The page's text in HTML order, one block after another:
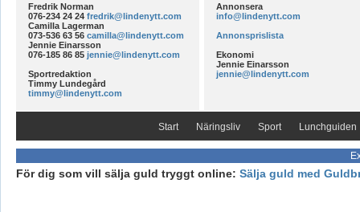
Fredrik Norman
076-234 24 24 fredrik@lindenytt.com
Camilla Lagerman
073-536 63 56 camilla@lindenytt.com
Jennie Einarsson
076-185 86 85 jennie@lindenytt.com
Sportredaktion
Timmy Lundegård
timmy@lindenytt.com
Annonsera
info@lindenytt.com
Annonsprislista
Ekonomi
Jennie Einarsson
jennie@lindenytt.com
Start Näringsliv Sport Lunchguiden
För dig som vill sälja guld tryggt online: Sälja guld med